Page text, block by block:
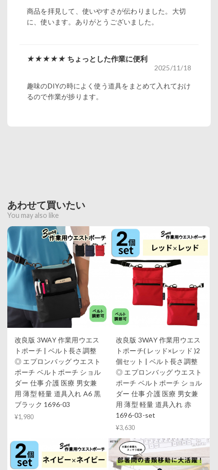
商品を拝見して、使いやすさが伝わりました。大切
に、使います。ありがとうございました。
★★★★★ ちょっとした作業に便利
2025/11/18
趣味のDIYの時によく使う道具をまとめて入れておけ
るので作業が捗ります。
あわせて買いたい
You may also like
改良版 3WAY 作業用ウエス
トポーチ | ベルト長さ調整
◎ エプロンバッグ ウエスト
ポーチ ベルトポーチ ショル
ダー 仕事 介護 医療 男女兼
用 薄型 軽量 道具入れ A6 黒
ブラック 1696-03
¥1,980
改良版 3WAY 作業用ウエス
トポーチ( レッド×レッド )2
個セット | ベルト長さ調整
◎ エプロンバッグ ウエスト
ポーチ ベルトポーチ ショル
ダー 仕事 介護 医療 男女兼
用 薄型 軽量 道具入れ 赤
1696-03-set
¥3,630